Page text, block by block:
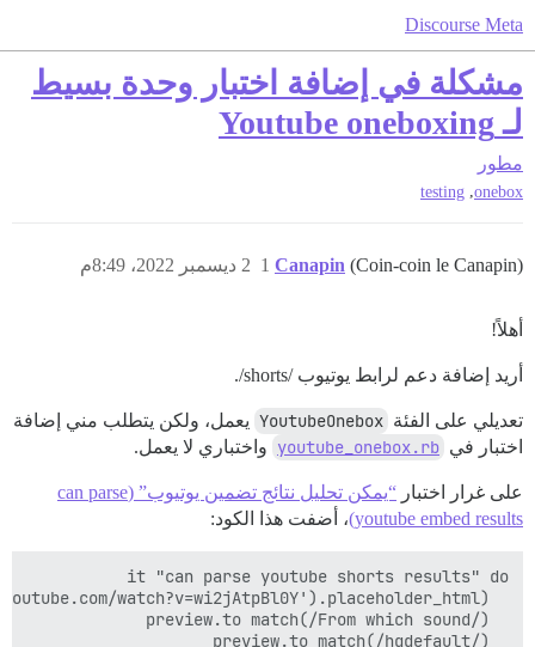
Discourse Meta
مشكلة في إضافة اختبار وحدة بسيط
لـ Youtube oneboxing
مطور
onebox
,
testing
Canapin (Coin-coin le Canapin) 2 ديسمبر 2022، 8:49م 1
أهلاً!
أريد إضافة دعم لرابط يوتيوب /shorts/.
تعديلي على الفئة YoutubeOnebox يعمل، ولكن يتطلب مني إضافة
اختبار في youtube_onebox.rb واختباري لا يعمل.
على غرار اختبار
“يمكن تحليل نتائج تضمين يوتيوب” (can parse
youtube embed results) ، أضفت هذا الكود: